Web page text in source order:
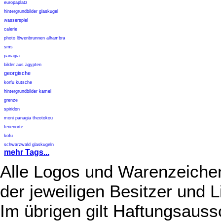
europaplatz
hintergrundbilder glaskugel
wasserspiel
calerie
photo löwenbrunnen alhambra
sms
panagia
bilder aus ägypten
georgische
korfu kutsche
hintergrundbilder kamel
grenze
spiridon
moni panagia theotokou
ferienorte
kofu
schwarzwald glaskugeln
mehr Tags...
Alle Logos und
der jeweiligen Besitzer und
Im übrigen gilt